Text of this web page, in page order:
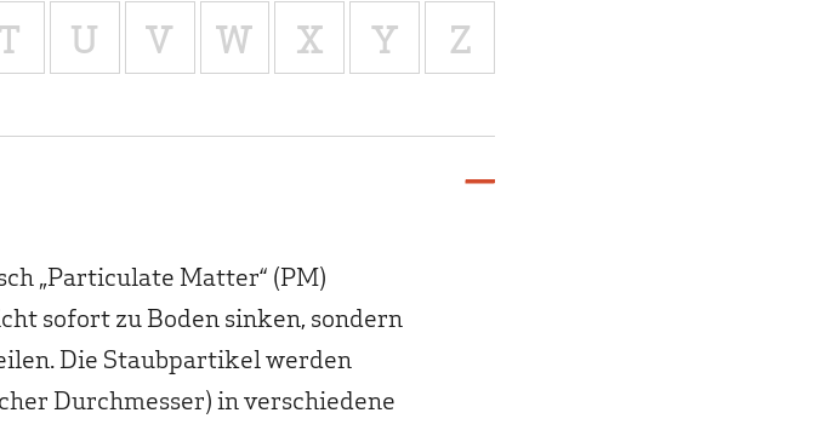
T U V W X Y Z
„Particulate Matter“ (PM)
sofort zu Boden sinken, sondern
Die Staubpartikel werden
Durchmesser) in verschiedene